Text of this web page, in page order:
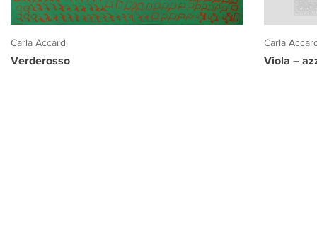
Carla Accardi
Verderosso
Carla
Viola –